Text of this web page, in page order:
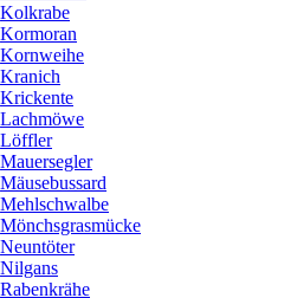
Kolkrabe
Kormoran
Kornweihe
Kranich
Krickente
Lachmöwe
Löffler
Mauersegler
Mäusebussard
Mehlschwalbe
Mönchsgrasmücke
Neuntöter
Nilgans
Rabenkrähe